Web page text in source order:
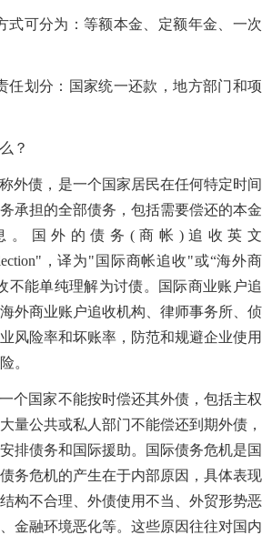
可分为：等额本金、定额年金、一次
划分：国家统一还款，地方部门和项
？
债，是一个国家居民在任何特定时间
承担的全部债务，包括需要偿还的本金
。国外的债务(商帐)追收英文
，译为"国际商帐追收"或“海外商
不能单纯理解为讨债。国际商业账户追
外商业账户追收机构、律师事务所、侦
风险率和坏账率，防范和规避企业使用
。
国家不能按时偿还其外债，包括主权
量公共或私人部门不能偿还到期外债，
排债务和国际援助。国际债务危机是国
务危机的产生在于内部原因，具体表现
构不合理、外债使用不当、外贸形势恶
金融环境恶化等。这些原因往往对国内